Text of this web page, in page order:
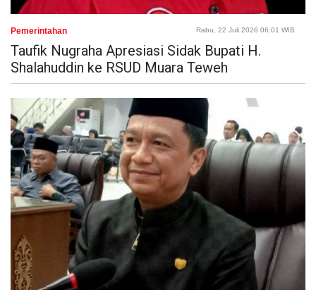
Pemerintahan Rabu, 22 Juli 2026 06:01 WIB
Taufik Nugraha Apresiasi Sidak Bupati H.
Shalahuddin ke RSUD Muara Teweh